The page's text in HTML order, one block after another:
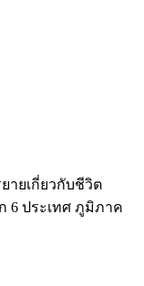
ยเกี่ยวกับชีวิต
6 ประเทศ ภูมิภาค